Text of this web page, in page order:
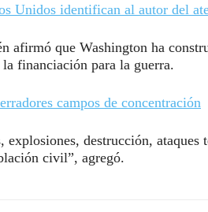
Unidos identifican al autor del
afirmó que Washington ha
financiación para la guerra.
campos de concentración
explosiones, destrucción, ataques
civil”, agregó.